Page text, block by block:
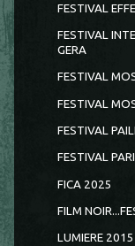
FESTIVAL
FESTIVAL
GERA
FESTIVAL
FESTIVAL
FESTIVAL
FESTIVAL
FICA 2025
FILM
LUMIERE